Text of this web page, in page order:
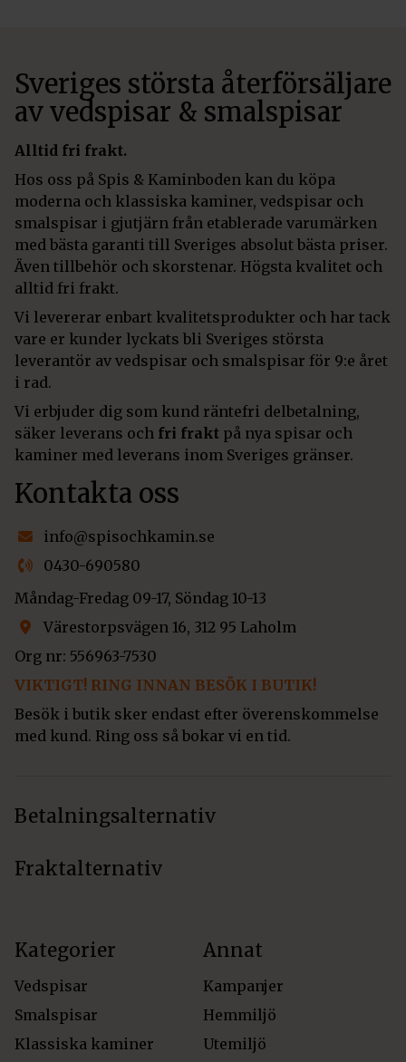
Sveriges största återförsäljare
av vedspisar & smalspisar
Alltid fri frakt.
Hos oss på Spis & Kaminboden kan du köpa
moderna och klassiska kaminer, vedspisar och
smalspisar i gjutjärn från etablerade varumärken
med bästa garanti till Sveriges absolut bästa priser.
Även tillbehör och skorstenar. Högsta kvalitet och
alltid fri frakt.
Vi levererar enbart kvalitetsprodukter och har tack
vare er kunder lyckats bli Sveriges största
leverantör av vedspisar och smalspisar för 9:e året
i rad.
Vi erbjuder dig som kund räntefri delbetalning,
säker leverans och fri frakt på nya spisar och
kaminer med leverans inom Sveriges gränser.
Kontakta oss
info@spisochkamin.se
0430-690580
Måndag-Fredag 09-17, Söndag 10-13
Värestorpsvägen 16, 312 95 Laholm
Org nr: 556963-7530
VIKTIGT! RING INNAN BESÖK I BUTIK!
Besök i butik sker endast efter överenskommelse
med kund. Ring oss så bokar vi en tid.
Betalningsalternativ
Fraktalternativ
Kategorier
Vedspisar
Smalspisar
Klassiska kaminer
Annat
Kampanjer
Hemmiljö
Utemiljö